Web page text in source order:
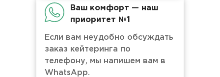
Ваш комфорт — наш
приоритет №1
Если вам неудобно обсуждать
заказ кейтеринга по
телефону, мы напишем вам в
WhatsApp.